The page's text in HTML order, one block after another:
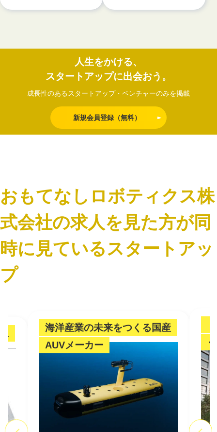
人生をかける、
スタートアップに出会おう。
成長性のあるスタートアップ・ベンチャーのみを掲載
新規会員登録（無料）
おもてなしロボティクス株
式会社の求人を見た方が同
時に見ているスタートアッ
プ
海洋産業の未来をつくる国産
AUVメーカー